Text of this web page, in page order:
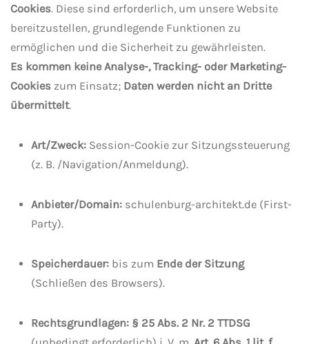
Cookies. Diese sind erforderlich, um unsere Website
bereitzustellen, grundlegende Funktionen zu
ermöglichen und die Sicherheit zu gewährleisten.
Es kommen keine Analyse-, Tracking- oder Marketing-
Cookies zum Einsatz; Daten werden nicht an Dritte
übermittelt.
Art/Zweck: Session-Cookie zur Sitzungssteuerung
(z. B. /Navigation/Anmeldung).
Anbieter/Domain: schulenburg-architekt.de (First-
Party).
Speicherdauer: bis zum Ende der Sitzung
(Schließen des Browsers).
Rechtsgrundlagen: § 25 Abs. 2 Nr. 2 TTDSG